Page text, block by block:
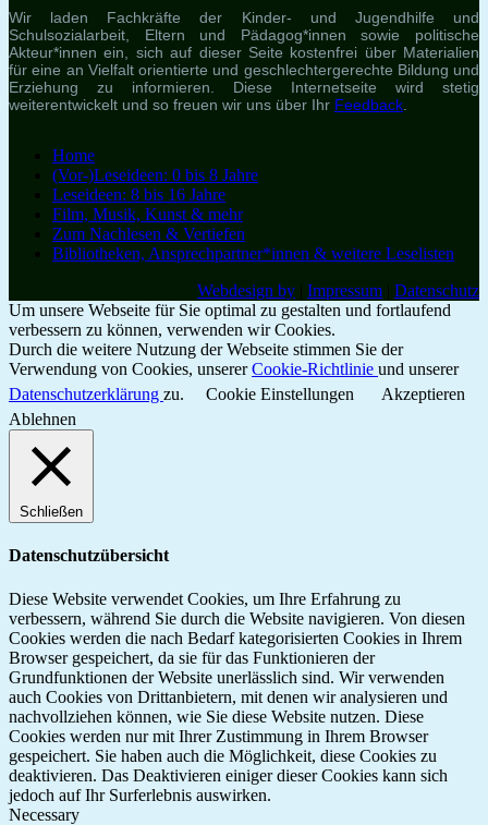
Wir laden Fachkräfte der Kinder- und Jugendhilfe und
Schulsozialarbeit, Eltern und Pädagog*innen sowie politische
Akteur*innen ein, sich auf dieser Seite kostenfrei über Materialien
für eine an Vielfalt orientierte und geschlechtergerechte Bildung und
Erziehung zu informieren. Diese Internetseite wird stetig
weiterentwickelt und so freuen wir uns über Ihr Feedback
Home
(Vor-)Leseideen: 0 bis 8 Jahre
Leseideen: 8 bis 16 Jahre
Film, Musik, Kunst & mehr
Zum Nachlesen & Vertiefen
Bibliotheken, Ansprechpartner*innen & weitere Leselisten
Webdesign by
Impressum
Datenschutz
Um unsere Webseite für Sie optimal zu gestalten und fortlaufend
verbessern zu können, verwenden wir Cookies.
Durch die weitere Nutzung der Webseite stimmen Sie der
Verwendung von Cookies, unsererCookie-Richtlinie und unserer
Datenschutzerklärung zu. Cookie Einstellungen
Akzeptieren
Ablehnen
Schließen
Datenschutzübersicht
Diese Website verwendet Cookies, um Ihre Erfahrung zu
verbessern, während Sie durch die Website navigieren. Von diesen
Cookies werden die nach Bedarf kategorisierten Cookies in Ihrem
Browser gespeichert, da sie für das Funktionieren der
Grundfunktionen der Website unerlässlich sind. Wir verwenden
auch Cookies von Drittanbietern, mit denen wir analysieren und
nachvollziehen können, wie Sie diese Website nutzen. Diese
Cookies werden nur mit Ihrer Zustimmung in Ihrem Browser
gespeichert. Sie haben auch die Möglichkeit, diese Cookies zu
deaktivieren. Das Deaktivieren einiger dieser Cookies kann sich
jedoch auf Ihr Surferlebnis auswirken.
Necessary